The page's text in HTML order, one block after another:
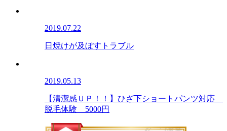
2019.07.22
日焼けが及ぼすトラブル
2019.05.13
【清潔感ＵＰ！！】ひざ下ショートパンツ対応
脱毛体験 5000円